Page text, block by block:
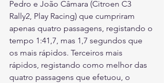
Pedro e João Câmara (Citroen C3
Rally2, Play Racing) que cumpriram
apenas quatro passagens, registando o
tempo 1:41,7, mas 1,7 segundos que
os mais rápidos. Terceiros mais
rápidos, registando como melhor das
quatro passagens que efetuou, o